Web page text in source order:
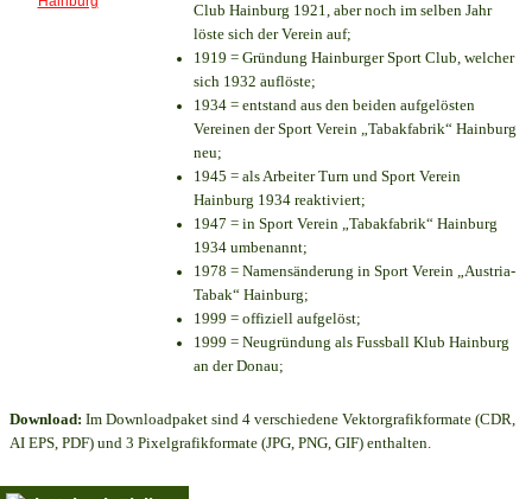
Club Hainburg 1921, aber noch im selben Jahr
löste sich der Verein auf;
1919 = Gründung Hainburger Sport Club, welcher
sich 1932 auflöste;
1934 = entstand aus den beiden aufgelösten
Vereinen der Sport Verein „Tabakfabrik“ Hainburg
neu;
1945 = als Arbeiter Turn und Sport Verein
Hainburg 1934 reaktiviert;
1947 = in Sport Verein „Tabakfabrik“ Hainburg
1934 umbenannt;
1978 = Namensänderung in Sport Verein „Austria-
Tabak“ Hainburg;
1999 = offiziell aufgelöst;
1999 = Neugründung als Fussball Klub Hainburg
an der Donau;
Download: Im Downloadpaket sind 4 verschiedene Vektorgrafikformate (CDR,
AI EPS, PDF) und 3 Pixelgrafikformate (JPG, PNG, GIF) enthalten.